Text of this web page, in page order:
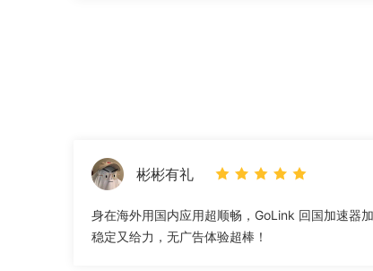
彬彬有礼
身在海外用国内应用超顺畅，GoLink 回国加速器加速
稳定又给力，无广告体验超棒！